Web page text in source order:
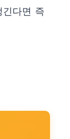
다면 즉